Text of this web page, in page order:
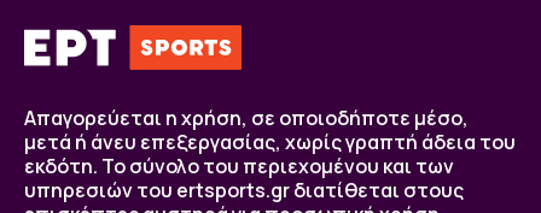
Απαγορεύεται η χρήση, σε οποιοδήποτε μέσο,
μετά ή άνευ επεξεργασίας, χωρίς γραπτή άδεια του
εκδότη. Το σύνολο του περιεχομένου και των
υπηρεσιών του ertsports.gr διατίθεται στους